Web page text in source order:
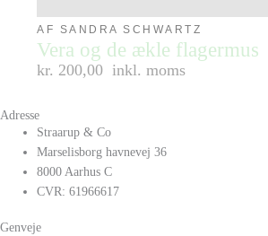
AF SANDRA SCHWARTZ
Vera og de ækle flagermus
kr. 200,00 inkl. moms
Adresse
Straarup & Co
Marselisborg havnevej 36
8000 Aarhus C
CVR: 61966617
Genveje